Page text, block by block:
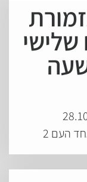
שלישי
בשעה
העם 2